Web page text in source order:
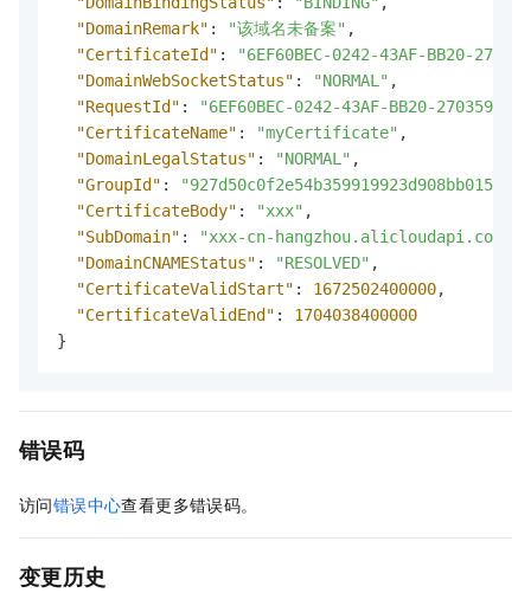
"DomainRemark" : "该域名未备案" ,
"CertificateId" :
"6EF60BEC-0242-43AF-BB20-
"DomainWebSocketStatus" : "NORMAL" ,
"RequestId" :
"6EF60BEC-0242-43AF-BB20-
"CertificateName" : "myCertificate" ,
"DomainLegalStatus" : "NORMAL" ,
"GroupId" : "927d50c0f2e54b359919923d908bb015"
"CertificateBody" : "xxx" ,
"SubDomain" : "xxx-cn-hangzhou.alicloudapi.com"
"DomainCNAMEStatus" : "RESOLVED" ,
"CertificateValidStart" : 1672502400000,
"CertificateValidEnd" :
1704038400000
}
错误码
访问错误中心查看更多错误码。
变更历史